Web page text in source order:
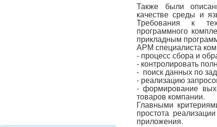
Также были
качестве среды и
Требования к
программного
прикладным
АРМ специалиста
- процесс сбора и
- контролировать
- поиск данных по
- реализацию
- формирование
товаров компании.
Главными
простота
приложения.